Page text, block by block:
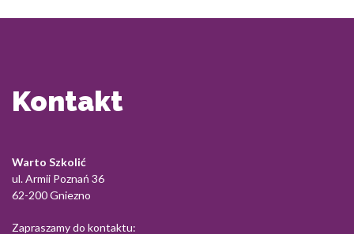
Kontakt
Warto Szkolić
ul. Armii Poznań 36
62-200 Gniezno
Zapraszamy do kontaktu: